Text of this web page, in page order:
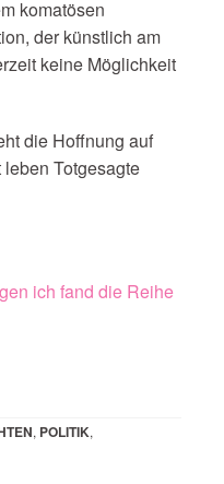
komatösen
der künstlich am
keine Möglichkeit
die Hoffnung auf
Totgesagte
ich fand die Reihe
, POLITIK,